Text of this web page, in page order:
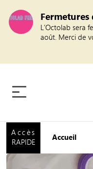
L’Octolab sera
août. Merci de
Accès
RAPIDE
Accueil